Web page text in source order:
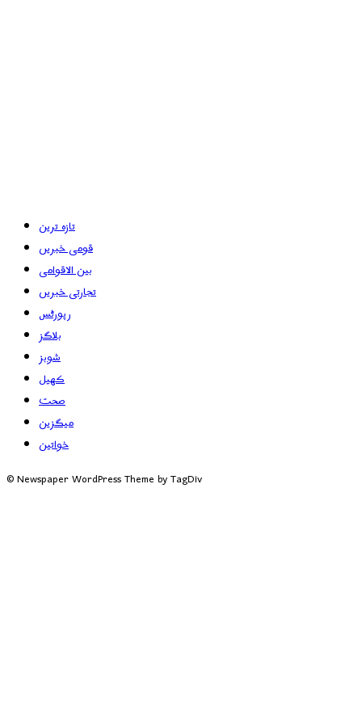
تازہ ترین
قومی خبریں
بین الاقوامی
تجارتی خبریں
رپورٹس
بلاگز
شوبز
کھیل
صحت
میگزین
خواتین
© Newspaper WordPress Theme by TagDiv